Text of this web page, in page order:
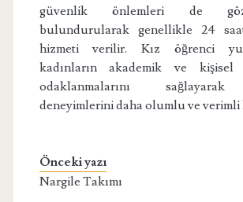
güvenlik önlemleri de
bulundurularak genellikle 24
hizmeti verilir. Kız öğrenci
kadınların akademik ve kişisel
odaklanmalarını
deneyimlerini daha olumlu ve verimli
Önceki yazı
Nargile Takımı